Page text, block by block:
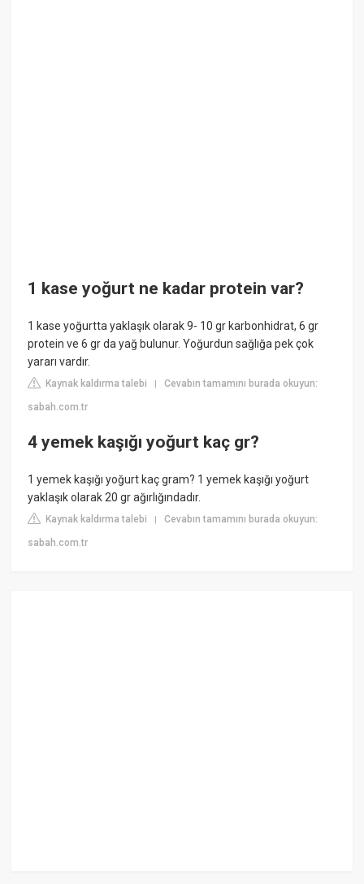
1 kase yoğurt ne kadar protein var?
1 kase yoğurtta yaklaşık olarak 9- 10 gr karbonhidrat, 6 gr
protein ve 6 gr da yağ bulunur. Yoğurdun sağlığa pek çok
yararı vardır.
Kaynak kaldırma talebi |Cevabın tamamını burada okuyun:
sabah.com.tr
4 yemek kaşığı yoğurt kaç gr?
1 yemek kaşığı yoğurt kaç gram? 1 yemek kaşığı yoğurt
yaklaşık olarak 20 gr ağırlığındadır.
Kaynak kaldırma talebi |Cevabın tamamını burada okuyun:
sabah.com.tr